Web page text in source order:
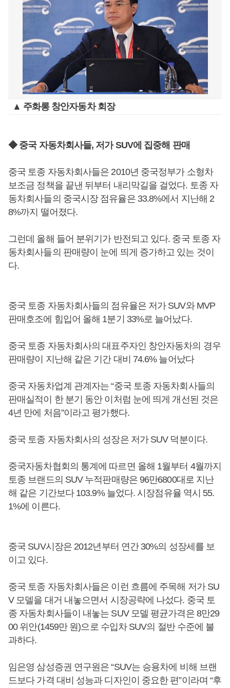
▲ 주화롱 창안자동차 회장
◆ 중국 자동차회사들, 저가 SUV에 집중해 판매
중국 토종 자동차회사들은 2010년 중국정부가 소형차
보조금 정책을 끝낸 뒤부터 내리막길을 걸었다. 토종 자
동차회사들의 중국시장 점유율은 33.8%에서 지난해 2
8%까지 떨어졌다.
그런데 올해 들어 분위기가 반전되고 있다. 중국 토종 자
동차회사들의 판매량이 눈에 띄게 증가하고 있는 것이
다.
중국 토종 자동차회사들의 점유율은 저가 SUV와 MVP
판매호조에 힘입어 올해 1분기 33%로 늘어났다.
중국 토종 자동차회사의 대표주자인 창안자동차의 경우
판매량이 지난해 같은 기간 대비 74.6% 늘어났다
중국 자동차업계 관계자는 “중국 토종 자동차회사들의
판매실적이 한 분기 동안 이처럼 눈에 띄게 개선된 것은
4년 만에 처음”이라고 평가했다.
중국 토종 자동차회사의 성장은 저가 SUV 덕분이다.
중국자동차협회의 통계에 따르면 올해 1월부터 4월까지
토종 브랜드의 SUV 누적판매량은 96만6800대로 지난
해 같은 기간보다 103.9% 늘었다. 시장점유율 역시 55.
1%에 이른다.
중국 SUV시장은 2012년부터 연간 30%의 성장세를 보
이고 있다.
중국 토종 자동차회사들은 이런 흐름에 주목해 저가 SU
V 모델을 대거 내놓으면서 시장공략에 나섰다. 중국 토
종 자동차회사들이 내놓는 SUV 모델 평균가격은 8만29
00 위안(1459만 원)으로 수입차 SUV의 절반 수준에 불
과하다.
임은영 삼성증권 연구원은 “SUV는 승용차에 비해 브랜
드보다 가격 대비 성능과 디자인이 중요한 편”이라며 “후